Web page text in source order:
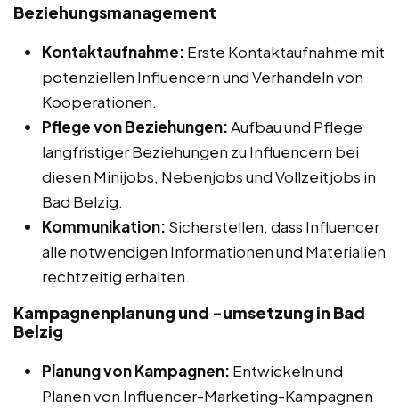
Beziehungsmanagement
Kontaktaufnahme: Erste Kontaktaufnahme mit
potenziellen Influencern und Verhandeln von
Kooperationen.
Pflege von Beziehungen:Aufbau und Pflege
langfristiger Beziehungen zu Influencern bei
diesen Minijobs, Nebenjobs und Vollzeitjobs in
Bad Belzig.
Kommunikation: Sicherstellen, dass Influencer
alle notwendigen Informationen und Materialien
rechtzeitig erhalten.
Kampagnenplanung und -umsetzung in Bad
Belzig
Planung von Kampagnen: Entwickeln und
Planen von Influencer-Marketing-Kampagnen